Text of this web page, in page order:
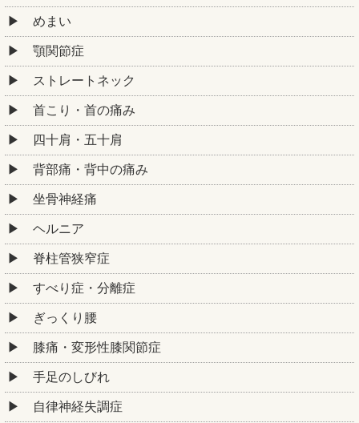
めまい
顎関節症
ストレートネック
首こり・首の痛み
四十肩・五十肩
背部痛・背中の痛み
坐骨神経痛
ヘルニア
脊柱管狭窄症
すべり症・分離症
ぎっくり腰
膝痛・変形性膝関節症
手足のしびれ
自律神経失調症